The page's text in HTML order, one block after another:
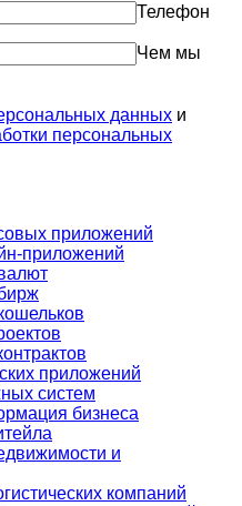
Телефон
Чем мы
данных и
персональных
приложений
приложений
приложений
систем
бизнеса
и
компаний